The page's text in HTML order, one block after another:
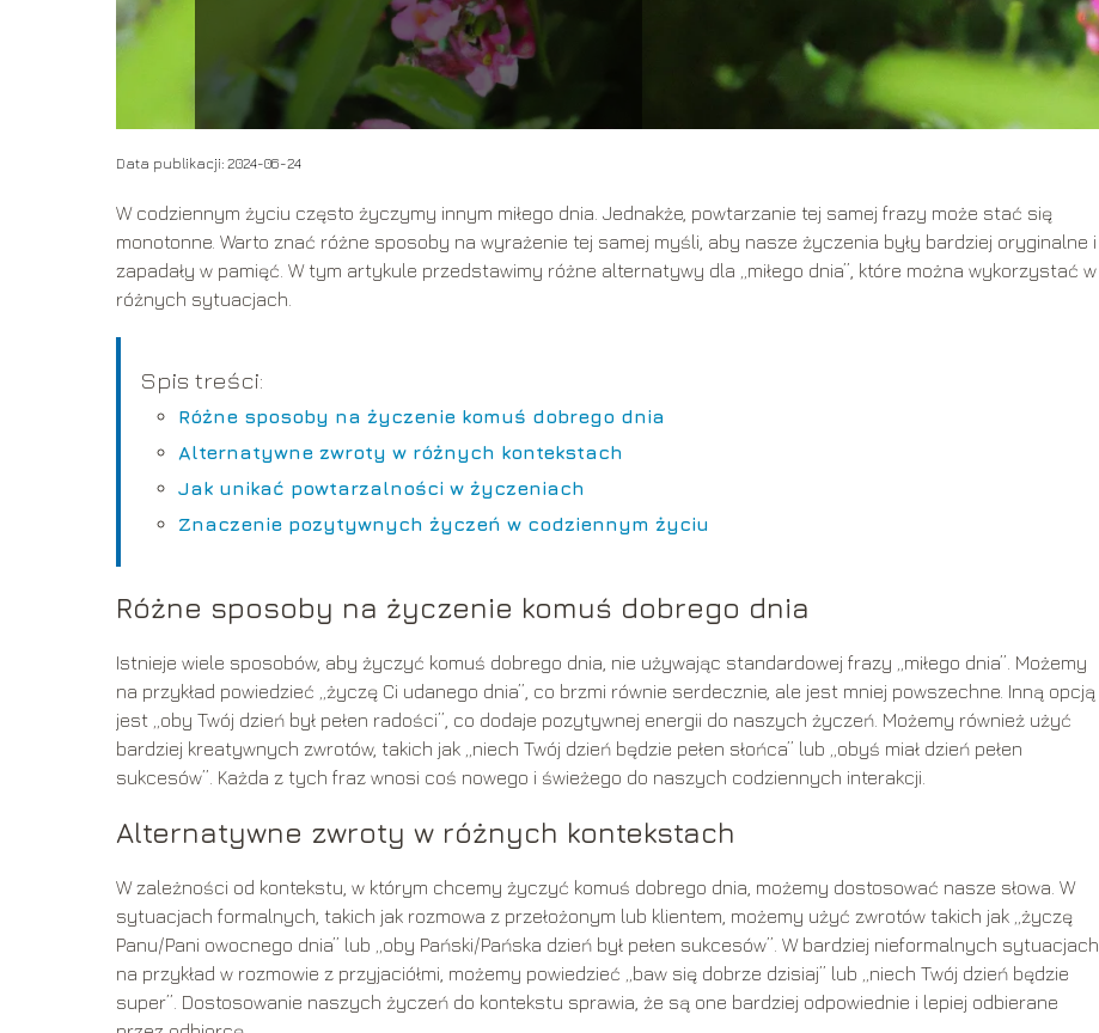
Data publikacji: 2024-06-24
W codziennym życiu często życzymy innym miłego dnia. Jednakże, powtarzanie tej samej frazy może stać się
monotonne. Warto znać różne sposoby na wyrażenie tej samej myśli, aby nasze życzenia były bardziej oryginalne i
zapadały w pamięć. W tym artykule przedstawimy różne alternatywy dla „miłego dnia”, które można wykorzystać w
różnych sytuacjach.
Spis treści:
Różne sposoby na życzenie komuś dobrego dnia
Alternatywne zwroty w różnych kontekstach
Jak unikać powtarzalności w życzeniach
Znaczenie pozytywnych życzeń w codziennym życiu
Różne sposoby na życzenie komuś dobrego dnia
Istnieje wiele sposobów, aby życzyć komuś dobrego dnia, nie używając standardowej frazy „miłego dnia”. Możemy
na przykład powiedzieć „życzę Ci udanego dnia”, co brzmi równie serdecznie, ale jest mniej powszechne. Inną opcją
jest „oby Twój dzień był pełen radości”, co dodaje pozytywnej energii do naszych życzeń. Możemy również użyć
bardziej kreatywnych zwrotów, takich jak „niech Twój dzień będzie pełen słońca” lub „obyś miał dzień pełen
sukcesów”. Każda z tych fraz wnosi coś nowego i świeżego do naszych codziennych interakcji.
Alternatywne zwroty w różnych kontekstach
W zależności od kontekstu, w którym chcemy życzyć komuś dobrego dnia, możemy dostosować nasze słowa. W
sytuacjach formalnych, takich jak rozmowa z przełożonym lub klientem, możemy użyć zwrotów takich jak „życzę
Panu/Pani owocnego dnia” lub „oby Pański/Pańska dzień był pełen sukcesów”. W bardziej nieformalnych sytuacjach,
na przykład w rozmowie z przyjaciółmi, możemy powiedzieć „baw się dobrze dzisiaj” lub „niech Twój dzień będzie
super”. Dostosowanie naszych życzeń do kontekstu sprawia, że są one bardziej odpowiednie i lepiej odbierane